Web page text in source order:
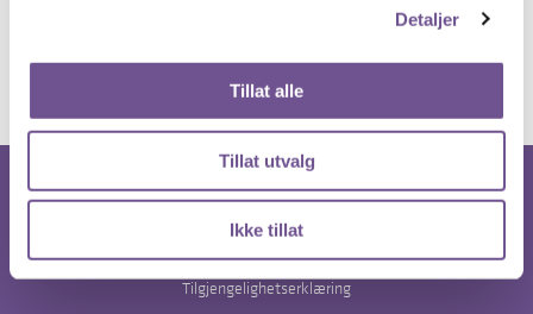
Detaljer
Tillat alle
Tillat utvalg
Ikke tillat
Nyhetsbrev
Personvernerklæring & åpenhetsloven
Tilgjengelighetserklæring